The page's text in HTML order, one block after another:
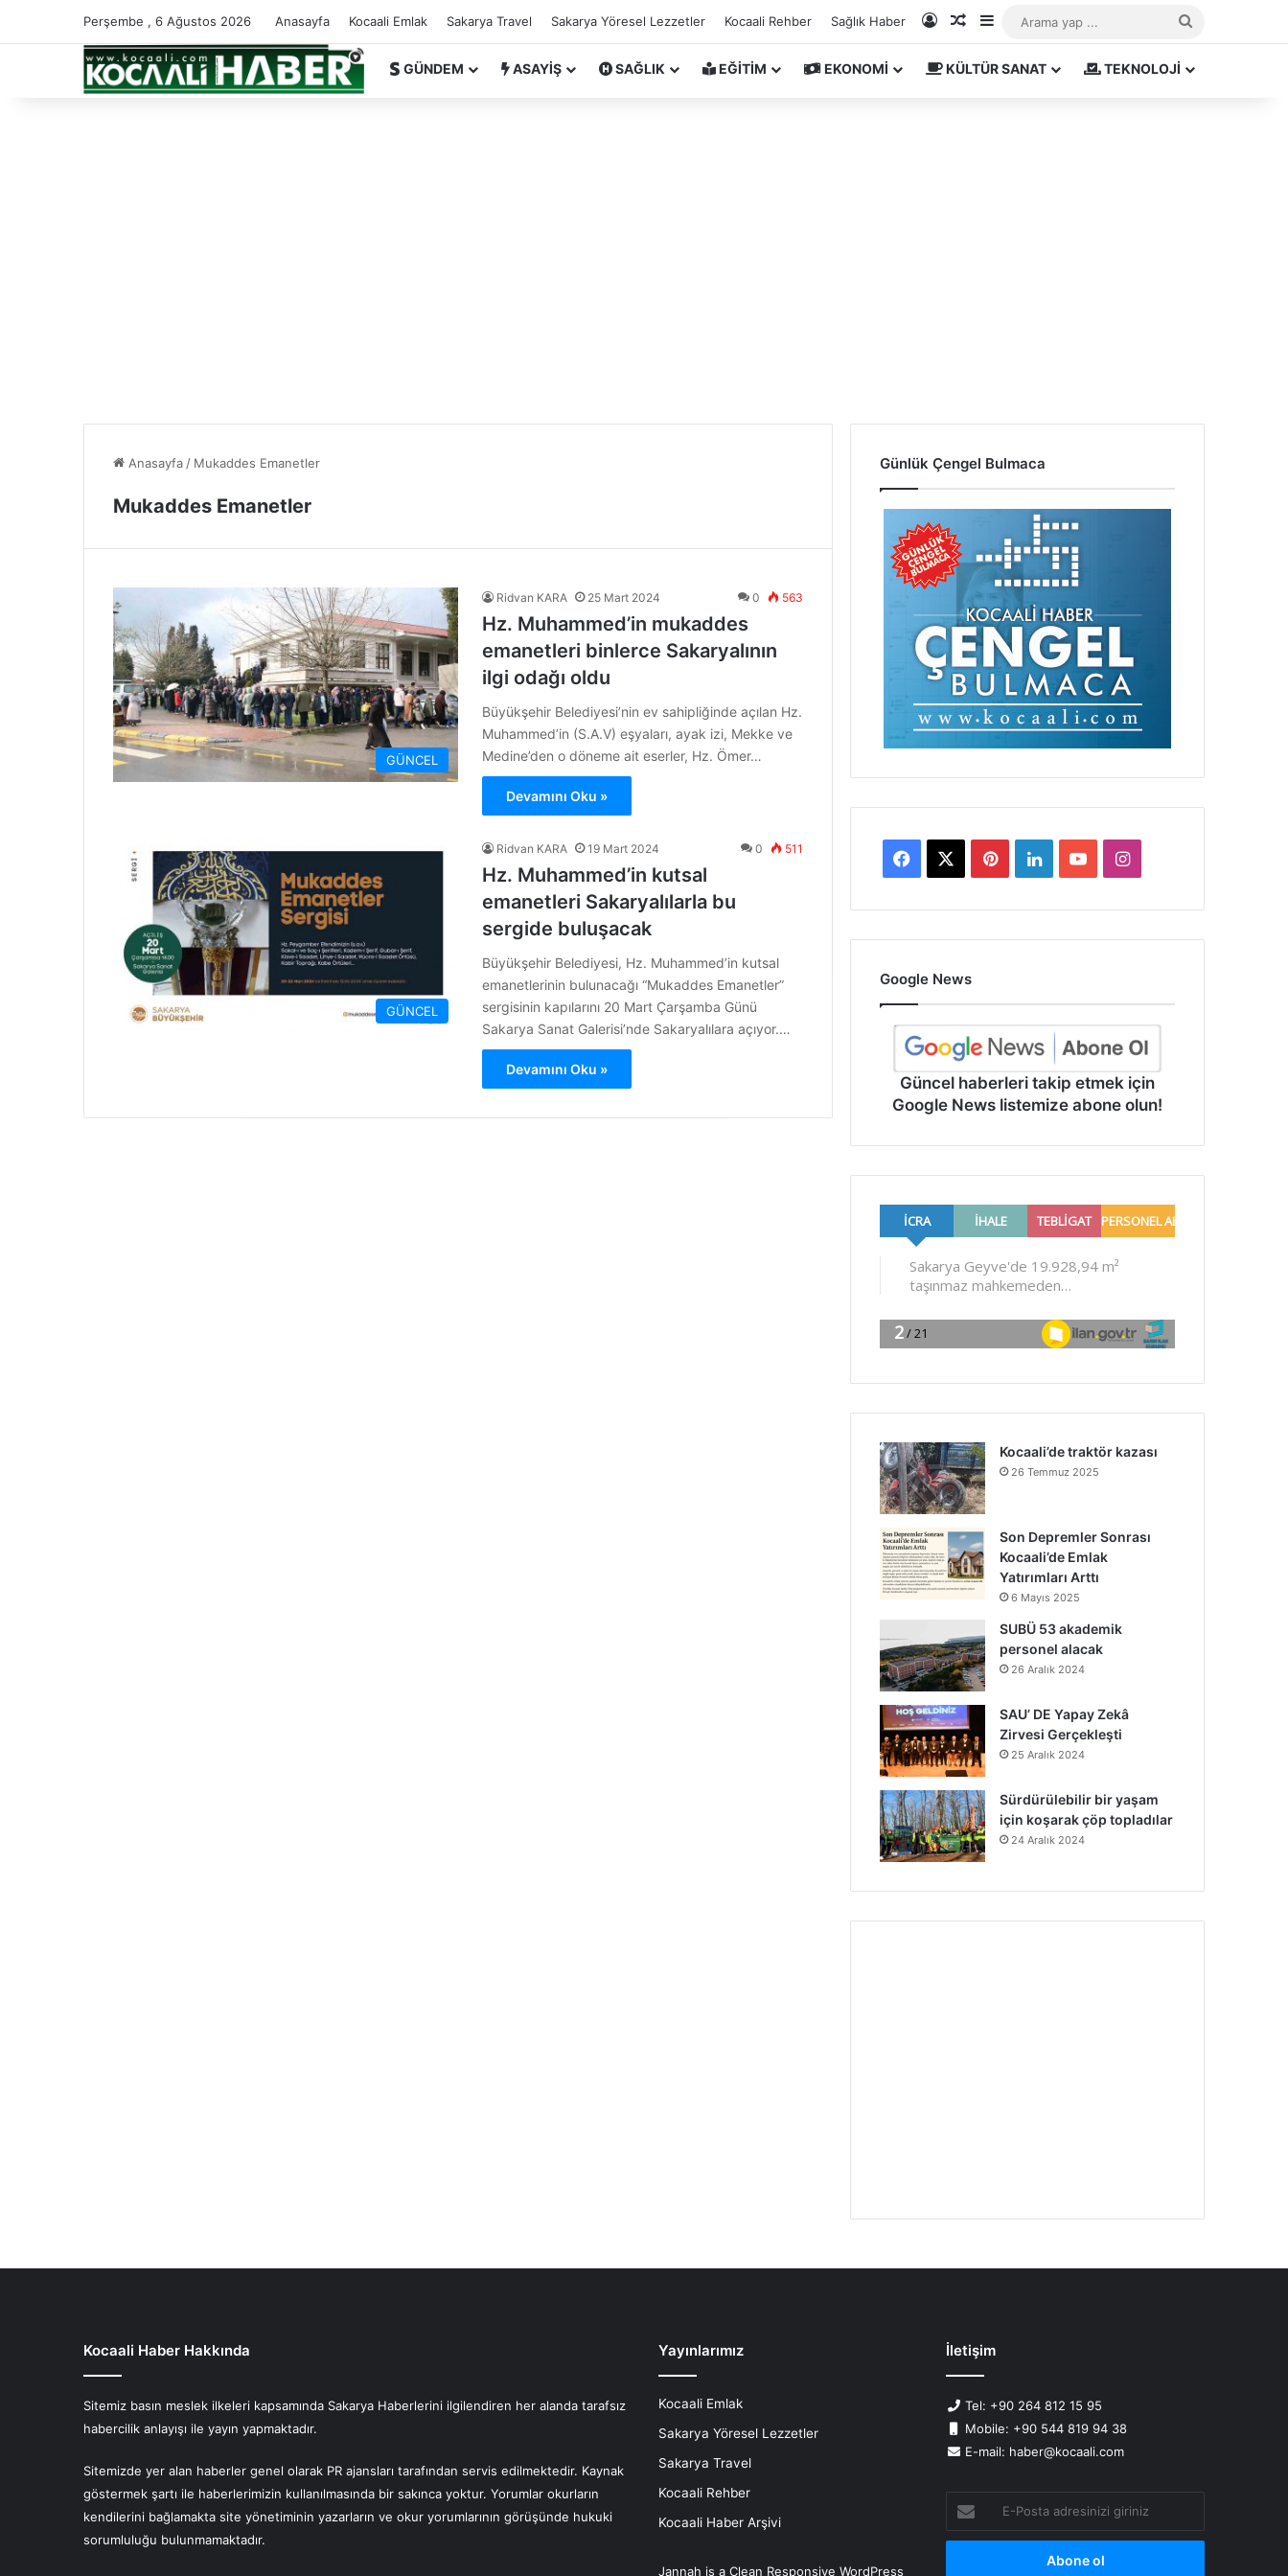
Perşembe , 6 Ağustos 2026 Anasayfa Kocaali Emlak Sakarya Travel Sakarya Yöresel Lezzetler Kocaali Rehber Sağlık Haber Kayıt OlRastgele Makale
Kenar Bölmesi
GÜNDEM ASAYİŞ SAĞLIK EĞİTİM EKONOMİ KÜLTÜR SANAT TEKNOLOJİ
Anasayfa / Mukaddes Emanetler
Mukaddes Emanetler
GÜNCEL
Ridvan KARA 25 Mart 2024 0 563
Hz. Muhammed’in mukaddes
emanetleri binlerce Sakaryalının
ilgi odağı oldu
Büyükşehir Belediyesi’nin ev sahipliğinde açılan Hz.
Muhammed’in (S.A.V) eşyaları, ayak izi, Mekke ve
Medine’den o döneme ait eserler, Hz. Ömer…
Devamını Oku »
GÜNCEL
Ridvan KARA 19 Mart 2024 0 511
Hz. Muhammed’in kutsal
emanetleri Sakaryalılarla bu
sergide buluşacak
Büyükşehir Belediyesi, Hz. Muhammed’in kutsal
emanetlerinin bulunacağı “Mukaddes Emanetler”
sergisinin kapılarını 20 Mart Çarşamba Günü
Sakarya Sanat Galerisi’nde Sakaryalılara açıyor.…
Devamını Oku »
Günlük Çengel Bulmaca
Facebook PinterestLinkedInYouTubeInstagram
Google News
Güncel haberleri takip etmek için
Google News listemize abone olun!
Kocaali’de traktör kazası
26 Temmuz 2025
Son Depremler Sonrası
Kocaali’de Emlak
Yatırımları Arttı
6 Mayıs 2025
SUBÜ 53 akademik
personel alacak
26 Aralık 2024
SAU’ DE Yapay Zekâ
Zirvesi Gerçekleşti
25 Aralık 2024
Sürdürülebilir bir yaşam
için koşarak çöp topladılar
24 Aralık 2024
Kocaali Haber Hakkında
Sitemiz basın meslek ilkeleri kapsamında Sakarya Haberlerini ilgilendiren her alanda tarafsız
habercilik anlayışı ile yayın yapmaktadır.
Sitemizde yer alan haberler genel olarak PR ajansları tarafından servis edilmektedir. Kaynak
göstermek şartı ile haberlerimizin kullanılmasında bir sakınca yoktur. Yorumlar okurların
kendilerini bağlamakta site yönetiminin yazarların ve okur yorumlarının görüşünde hukuki
sorumluluğu bulunmamaktadır.
Yayınlarımız
Kocaali Emlak
Sakarya Yöresel Lezzetler
Sakarya Travel
Kocaali Rehber
Kocaali Haber Arşivi
Jannah is a Clean Responsive WordPress
İletişim
Tel: +90 264 812 15 95
Mobile: +90 544 819 94 38
E-mail: haber@kocaali.com
Posta
adresinizi